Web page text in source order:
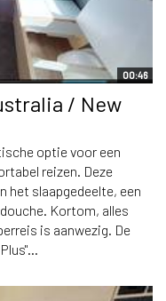
00:46
/ New
optie voor een
reizen. Deze
het slaapgedeelte, een
Kortom, alles
is aanwezig. De